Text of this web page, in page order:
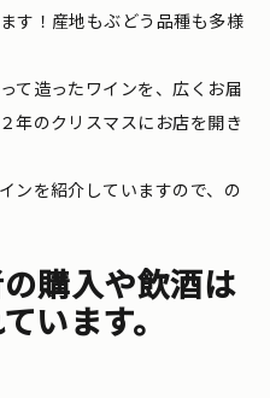
す！産地もぶどう品種も多様
て造ったワインを、広くお届
年のクリスマスにお店を開き
ンを紹介していますので、の
購入や飲酒は
います。